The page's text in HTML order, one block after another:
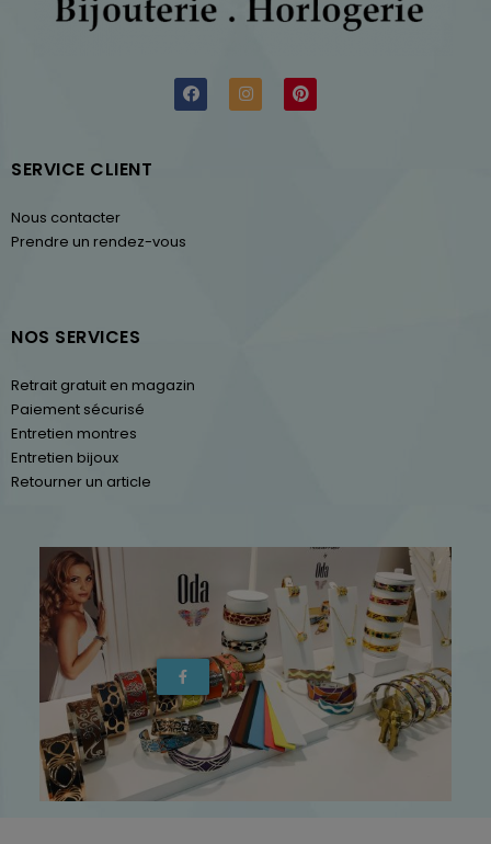
SERVICE CLIENT
Nous contacter
Prendre un rendez-vous
NOS SERVICES
Retrait gratuit en magazin
Paiement sécurisé
Entretien montres
Entretien bijoux
Retourner un article